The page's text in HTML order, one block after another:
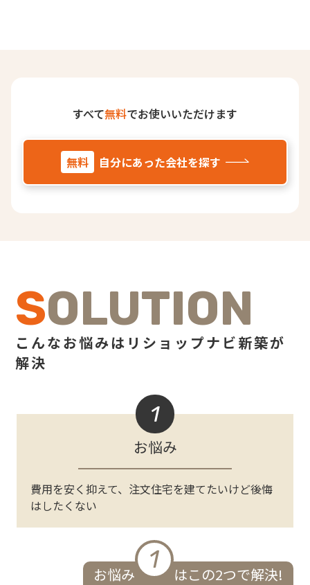
すべて無料でお使いいただけます
無料 自分にあった会社を探す
SOLUTION
こんなお悩みはリショップナビ新築が
解決
1
お悩み
費用を安く抑えて、注文住宅を建てたいけど後悔
はしたくない
お悩み
1
はこの2つで解決!